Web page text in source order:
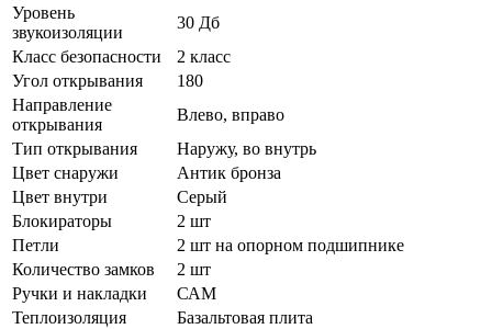
Уровень
звукоизоляции
30 Дб
Класс безопасности
2 класс
Угол открывания
180
Направление
открывания
Влево, вправо
Тип открывания
Наружу, во внутрь
Цвет снаружи
Антик бронза
Цвет внутри
Серый
Блокираторы
2 шт
Петли
2 шт на опорном подшипнике
Количество замков
2 шт
Ручки и накладки
САМ
Теплоизоляция
Базальтовая плита